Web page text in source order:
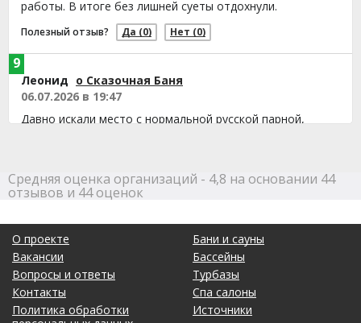
работы. В итоге без лишней суеты отдохнули.
Полезный отзыв? Да (0) Нет (0)
Леонид о Сказочная Баня
06.07.2026 в 19:47
Давно искали место с нормальной русской парной,
встрече. После парилки с удовольствием попрыгали в
бассейн, а потом еще немного поиграли в бильярд. В
планируем вернуться еще раз.
Полезный отзыв? (0)
9
Мирон
28.06.2026 в 01:22
9
Средняя оценка организаций - 4,8 на основании 44
отзывов и 44 оценок
О проекте
Вакансии
Вопросы и ответы
Контакты
Политика обработки
Бани и сауны
Бассейны
Турбазы
Спа салоны
Источники